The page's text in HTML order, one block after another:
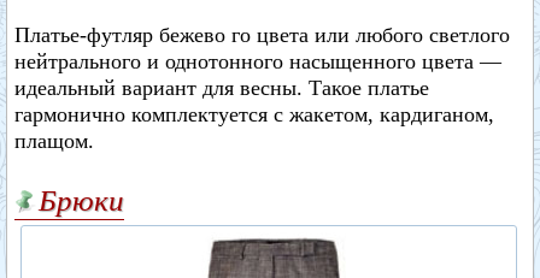
Платье-футляр бежево го цвета или любого светлого
нейтрального и однотонного насыщенного цвета —
идеальный вариант для весны. Такое платье
гармонично комплектуется с жакетом, кардиганом,
плащом.
Брюки